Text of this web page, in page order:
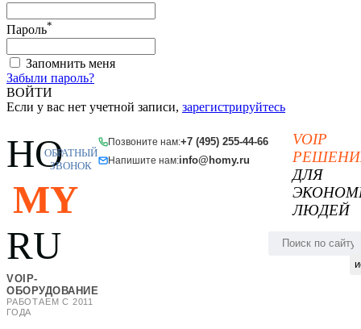
Пароль*
Запомнить меня
Забыли пароль?
ВОЙТИ
Если у вас нет учетной записи, зарегистрируйтесь
HO
MY
RU
VOIP-
ОБОРУДОВАНИЕ
РАБОТАЕМ С 2011
ГОДА
Позвоните нам:+7 (495) 255-44-66
Напишите нам:info@homy.ru
ОБРАТНЫЙ
ЗВОНОК
VOIP
ДЛЯ
ЛЮДЕЙ